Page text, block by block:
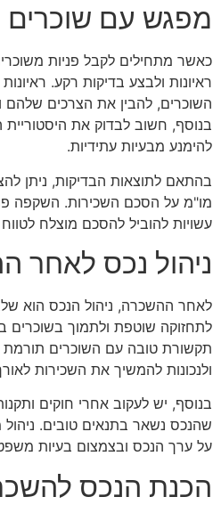
מפגש עם שוכרים
כאשר מתחילים לקבל פניות
ראיונות ולבצע בדיקות רקע.
השוכרים, להבין את הצרכים שלהם
בנוסף, חשוב לבדוק את
להימנע מבעיות עתידיות.
בהתאם לתוצאות הבדיקות, ניתן
מו"מ על הסכם השכירות. השקפה
עשויות להוביל להסכם מוצלח
ניהול נכס לאחר
לאחר ההשכרה, ניהול הנכס הוא
לתחזוקה שוטפת ולתמוך בשוכרים
תקשורת טובה עם השוכרים תורמת
ולנכונות להמשיך את השכירות
בנוסף, יש לעקוב אחרי חוקים
שהנכס נשאר בתנאים טובים. ניהול
על ערך הנכס ובצמצום בעיות
הכנת הנכס